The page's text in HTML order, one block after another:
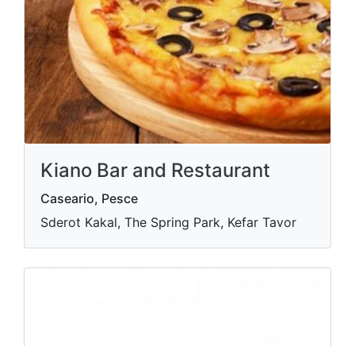
Kiano Bar and Restaurant
Caseario, Pesce
Sderot Kakal, The Spring Park, Kefar Tavor